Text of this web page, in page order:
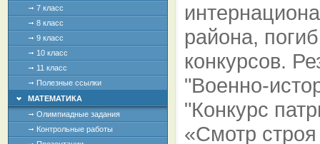
7 класс
8 класс
9 класс
10 класс
11 класс
Полезные ссылки
МАТЕМАТИКА
Олимпиадные задания
Контрольные работы
района,
конкурсов.
"Военно-
"Конкурс
«Смотр